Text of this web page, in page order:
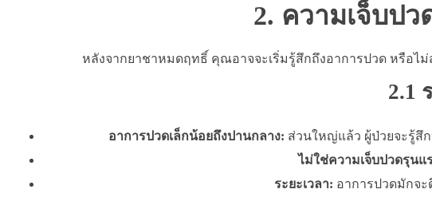
2. ความเจ็บป
หลังจากยาชาหมดฤทธิ์ คุณอาจจะเริ่มรู้สึกถึงอาการปวด หรือไ
2.1
อาการปวดเล็กน้อยถึงปานกลาง: ส่วนใหญ่แล้ว ผู้ป่วยจะรู้สึ
ไม่ใช่ความเจ็บปวดรุนแ
ระยะเวลา: อาการปวดมักจะ